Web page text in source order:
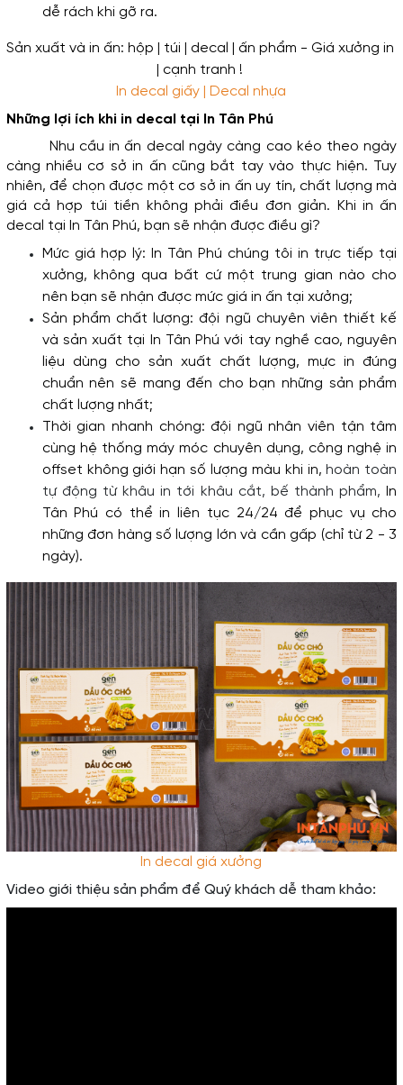
dễ rách khi gỡ ra.
In decal giấy | Decal nhựa
Những lợi ích khi in decal tại In Tân Phú
Nhu cầu in ấn decal ngày càng cao kéo theo ngày
càng nhiều cơ sở in ấn cũng bắt tay vào thực hiện. Tuy
nhiên, để chọn được một cơ sở in ấn uy tín, chất lượng mà
giá cả hợp túi tiền không phải điều đơn giản. Khi in ấn
decal tại In Tân Phú, bạn sẽ nhận được điều gì?
Mức giá hợp lý: In Tân Phú chúng tôi in trực tiếp tại
xưởng, không qua bất cứ một trung gian nào cho
nên bạn sẽ nhận được mức giá in ấn tại xưởng;
Sản phẩm chất lượng: đội ngũ chuyên viên thiết kế
và sản xuất tại In Tân Phú với tay nghề cao, nguyên
liệu dùng cho sản xuất chất lượng, mực in đúng
chuẩn nên sẽ mang đến cho bạn những sản phẩm
chất lượng nhất;
Thời gian nhanh chóng: đội ngũ nhân viên tận tâm
cùng hệ thống máy móc chuyên dụng, công nghệ in
offset không giới hạn số lượng màu khi in, hoàn toàn
tự động từ khâu in tới khâu cắt, bế thành phẩm, In
Tân Phú có thể in liên tục 24/24 để phục vụ cho
những đơn hàng số lượng lớn và cần gấp (chỉ từ 2 - 3
ngày).
In decal giá xưởng
Video giới thiệu sản phẩm để Quý khách dễ tham khảo: